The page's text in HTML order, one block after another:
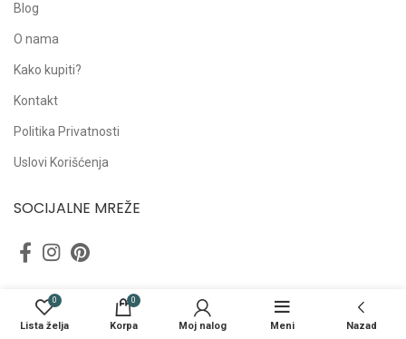
Blog
O nama
Kako kupiti?
Kontakt
Politika Privatnosti
Uslovi Korišćenja
SOCIJALNE MREŽE
NAPOMENA
0
Lista želja
0
Korpa Moj nalog Meni Nazad